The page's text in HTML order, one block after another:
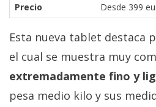
Precio
Desde 399
Esta nueva tablet destaca
el cual se muestra muy
extremadamente fino y
pesa medio kilo y sus